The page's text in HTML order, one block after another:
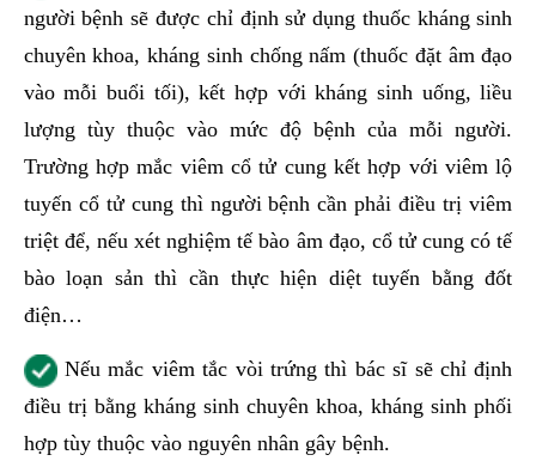
người bệnh sẽ được chỉ định sử dụng thuốc kháng sinh
chuyên khoa, kháng sinh chống nấm (thuốc đặt âm đạo
vào mỗi buổi tối), kết hợp với kháng sinh uống, liều
lượng tùy thuộc vào mức độ bệnh của mỗi người.
Trường hợp mắc viêm cổ tử cung kết hợp với viêm lộ
tuyến cổ tử cung thì người bệnh cần phải điều trị viêm
triệt để, nếu xét nghiệm tế bào âm đạo, cổ tử cung có tế
bào loạn sản thì cần thực hiện diệt tuyến bằng đốt
điện…
Nếu mắc viêm tắc vòi trứng thì bác sĩ sẽ chỉ định
điều trị bằng kháng sinh chuyên khoa, kháng sinh phối
hợp tùy thuộc vào nguyên nhân gây bệnh.